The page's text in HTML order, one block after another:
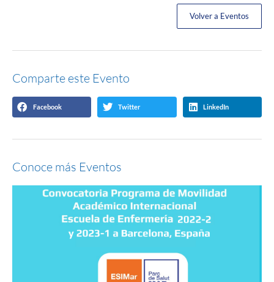
Volver a Eventos
Comparte este Evento
Facebook Twitter LinkedIn
Conoce más Eventos